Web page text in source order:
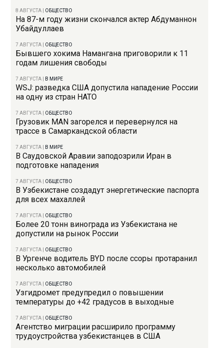
8 АВГУСТА ОБЩЕСТВО
На 87-м году жизни скончался актер Абдуманнон
Убайдуллаев
7 АВГУСТА ОБЩЕСТВО
Бывшего хокима Намангана приговорили к 11
годам лишения свободы
7 АВГУСТА В МИРЕ
WSJ: разведка США допустила нападение России
на одну из стран НАТО
7 АВГУСТА ОБЩЕСТВО
Грузовик MAN загорелся и перевернулся на
трассе в Самаркандской области
7 АВГУСТА В МИРЕ
В Саудовской Аравии заподозрили Иран в
подготовке нападения
7 АВГУСТА ОБЩЕСТВО
В Узбекистане создадут энергетические паспорта
для всех махаллей
7 АВГУСТА ОБЩЕСТВО
Более 20 тонн винограда из Узбекистана не
допустили на рынок России
7 АВГУСТА ОБЩЕСТВО
В Ургенче водитель BYD после ссоры протаранил
несколько автомобилей
7 АВГУСТА ОБЩЕСТВО
Узгидромет предупредил о повышении
температуры до +42 градусов в выходные
7 АВГУСТА ОБЩЕСТВО
Агентство миграции расширило программу
трудоустройства узбекистанцев в США